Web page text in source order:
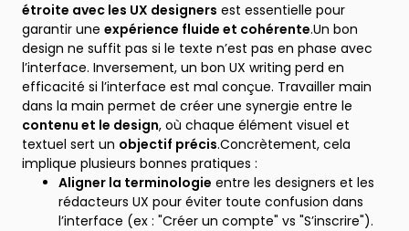
étroite avec les UX designers est essentielle pour
garantir une expérience fluide et cohérente.Un bon
design ne suffit pas si le texte n’est pas en phase avec
l’interface. Inversement, un bon UX writing perd en
efficacité si l’interface est mal conçue. Travailler main
dans la main permet de créer une synergie entre le
contenu et le design, où chaque élément visuel et
textuel sert un objectif précis.Concrètement, cela
implique plusieurs bonnes pratiques :
Aligner la terminologie entre les designers et les
rédacteurs UX pour éviter toute confusion dans
l’interface (ex : "Créer un compte" vs "S’inscrire").